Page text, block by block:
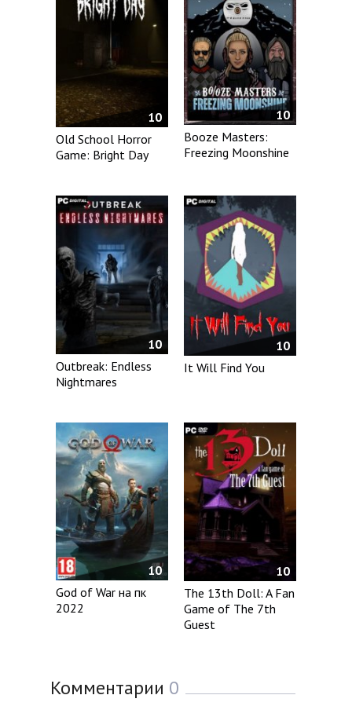
10
Old School Horror
Game: Bright Day
10
Booze Masters:
Freezing Moonshine
10
Outbreak: Endless
Nightmares
10
It Will Find You
10
God of War на пк
2022
10
The 13th Doll: A Fan
Game of The 7th
Guest
Комментарии 0